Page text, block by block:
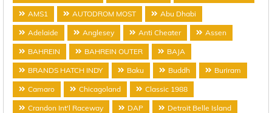
AMS1 AUTODROM MOST Abu Dhabi
Adelaide Anglesey Anti Cheater Assen
BAHREIN BAHREIN OUTER BAJA
BRANDS HATCH INDY Baku Buddh Buriram
Camaro Chicagoland Classic 1988
Crandon Int'l Raceway DAP Detroit Belle Island